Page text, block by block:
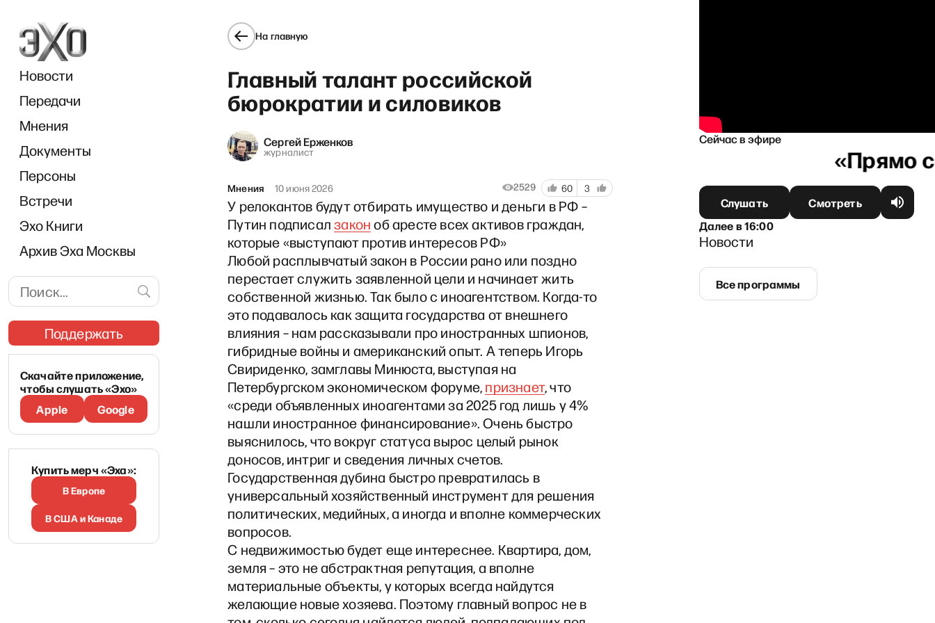
Новости
Передачи
Мнения
Документы
Персоны
Встречи
Эхо Книги
Архив Эха Москвы
Поддержать
Скачайте приложение,
чтобы слушать «Эхо»
Apple
Google
Купить мерч «Эха»:
В Европе
В США и Канаде
На главную
Главный талант российской
бюрократии и силовиков
Сергей Ерженков
журналист
Мнения 10 июня 2026 2529 60 3
У релокантов будут отбирать имущество и деньги в РФ –
Путин подписалзаконоб аресте всех активов граждан,
которые «выступают против интересов РФ»
Любой расплывчатый закон в России рано или поздно
перестает служить заявленной цели и начинает жить
собственной жизнью. Так было с иноагентством. Когда-то
это подавалось как защита государства от внешнего
влияния – нам рассказывали про иностранных шпионов,
гибридные войны и американский опыт. А теперь Игорь
Свириденко, замглавы Минюста, выступая на
Петербургском экономическом форуме,признает, что
«среди объявленных иноагентами за 2025 год лишь у 4%
нашли иностранное финансирование». Очень быстро
выяснилось, что вокруг статуса вырос целый рынок
доносов, интриг и сведения личных счетов.
Государственная дубина быстро превратилась в
универсальный хозяйственный инструмент для решения
политических, медийных, а иногда и вполне коммерческих
вопросов.
С недвижимостью будет еще интереснее. Квартира, дом,
земля – это не абстрактная репутация, а вполне
материальные объекты, у которых всегда найдутся
желающие новые хозяева. Поэтому главный вопрос не в
Сейчас в эфире
«Прямо сейчас» с Ириной Щербаковой
Слушать
Смотреть
Далеев16:00
Новости
Все программы